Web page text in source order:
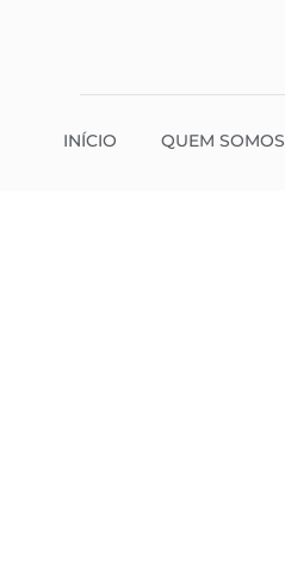
INÍCIO QUEM SOMOS